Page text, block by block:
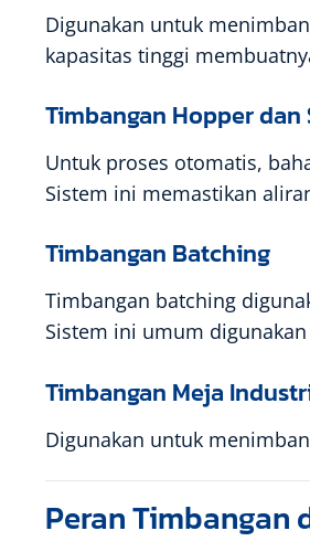
Digunakan untuk
kapasitas tinggi
Timbangan Hopper dan
Untuk proses otomatis,
Sistem ini memastikan
Timbangan Batching
Timbangan batching
Sistem ini umum
Timbangan Meja
Digunakan untuk
Peran Timbangan